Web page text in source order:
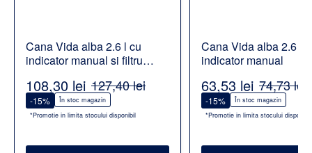
Cana Vida alba 2.6 l cu
indicator manual si filtru
În stoc magazin
*Promotie in limita stocului disponibil
-15%
108,30 lei 127,40 lei
Cana Vida alba 2.6 l
indicator manual
În stoc magazin
*Promotie in limita stocului disponibil
-15%
63,53 lei 74,73 lei